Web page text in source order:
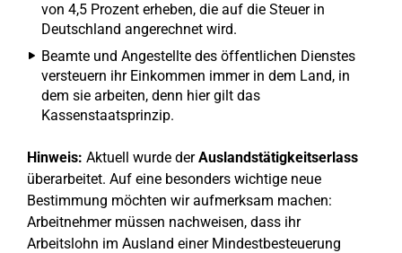
von 4,5 Prozent erheben, die auf die Steuer in
Deutschland angerechnet wird.
Beamte und Angestellte des öffentlichen Dienstes
versteuern ihr Einkommen immer in dem Land, in
dem sie arbeiten, denn hier gilt das
Kassenstaatsprinzip.
Hinweis: Aktuell wurde derAuslandstätigkeitserlass
überarbeitet. Auf eine besonders wichtige neue
Bestimmung möchten wir aufmerksam machen:
Arbeitnehmer müssen nachweisen, dass ihr
Arbeitslohn im Ausland einer Mindestbesteuerung